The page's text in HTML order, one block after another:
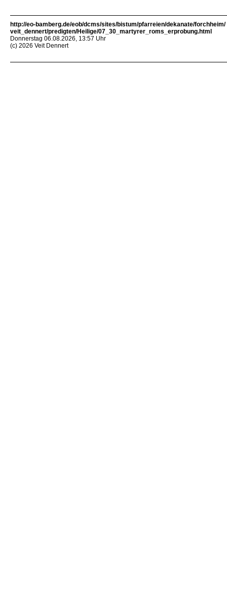
http://eo-bamberg.de/eob/dcms/sites/bistum/pfarreien/dekanate/forchheim/
veit_dennert/predigten/Heilige/07_30_martyrer_roms_erprobung.html
Donnerstag 06.08.2026, 13:57 Uhr
(c) 2026 Veit Dennert